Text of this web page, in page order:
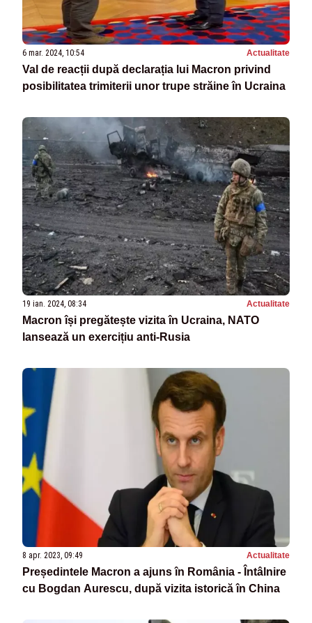
6 mar. 2024, 10:54 Actualitate
Val de reacții după declarația lui Macron privind
posibilitatea trimiterii unor trupe străine în Ucraina
19 ian. 2024, 08:34 Actualitate
Macron își pregătește vizita în Ucraina, NATO
lansează un exercițiu anti-Rusia
8 apr. 2023, 09:49 Actualitate
Președintele Macron a ajuns în România - Întâlnire
cu Bogdan Aurescu, după vizita istorică în China